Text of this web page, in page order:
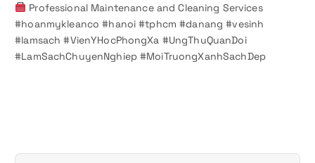
Professional Maintenance and Cleaning Services
#hoanmykleanco #hanoi #tphcm #danang #vesinh
#lamsach #VienYHocPhongXa #UngThuQuanDoi
#LamSachChuyenNghiep #MoiTruongXanhSachDep